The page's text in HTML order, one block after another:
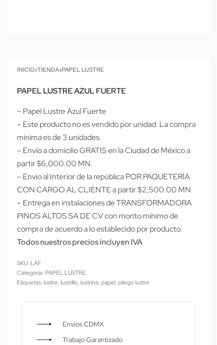
INICIO›TIENDA›PAPEL LUSTRE
PAPEL LUSTRE AZUL FUERTE
– Papel Lustre Azul Fuerte
– Este producto no es vendido por unidad. La compra
mínima es de 3 unidades.
– Envío a domicilio GRATIS en la Ciudad de México a
partir $6,000.00 MN.
– Envío al Interior de la república POR PAQUETERÍA
CON CARGO AL CLIENTE a partir $2,500.00 MN.
– Entrega en instalaciones de TRANSFORMADORA
PINOS ALTOS SA DE CV con monto mínimo de
compra de acuerdo a lo establecido por producto.
Todos nuestros precios incluyen IVA
LAF
Categoría: PAPEL LUSTRE
Etiquetas: lustre, lustrillo, lustrina, papel, pliego lustre
Envíos CDMX
Trabajo Garantizado